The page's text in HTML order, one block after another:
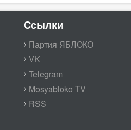
Ссылки
Партия ЯБЛОКО
VK
Telegram
Mosyabloko TV
RSS